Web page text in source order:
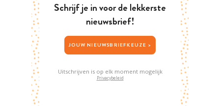
Schrijf je in voor de lekkerste
nieuwsbrief!
JOUW NIEUWSBRIEFKEUZE >
Uitschrijven is op elk moment mogelijk
Privacybeleid